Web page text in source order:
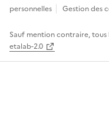
personnelles
Gestion des
Sauf mention contraire, tous
etalab-2.0